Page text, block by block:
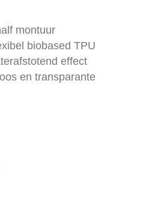
montuur
biobased TPU
effect
en transparante